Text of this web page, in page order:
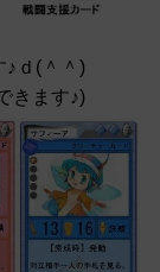
♪ｄ(＾＾)
きます♪)